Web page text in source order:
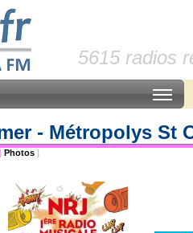
5615 radios
- Métropolys St
| Photos |